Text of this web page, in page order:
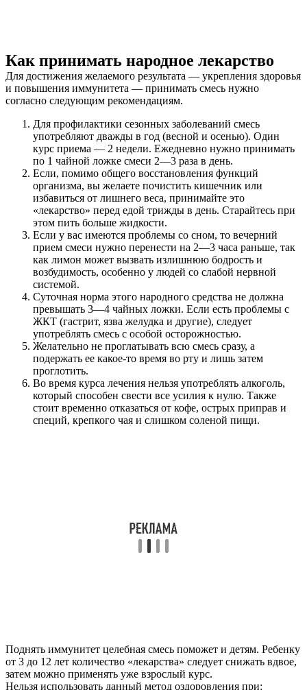
Как принимать народное лекарство
Для достижения желаемого результата — укрепления здоровья
и повышения иммунитета — принимать смесь нужно
согласно следующим рекомендациям.
Для профилактики сезонных заболеваний смесь
употребляют дважды в год (весной и осенью). Один
курс приема — 2 недели. Ежедневно нужно принимать
по 1 чайной ложке смеси 2—3 раза в день.
Если, помимо общего восстановления функций
организма, вы желаете почистить кишечник или
избавиться от лишнего веса, принимайте это
«лекарство» перед едой трижды в день. Старайтесь при
этом пить больше жидкости.
Если у вас имеются проблемы со сном, то вечерний
прием смеси нужно перенести на 2—3 часа раньше, так
как лимон может вызвать излишнюю бодрость и
возбудимость, особенно у людей со слабой нервной
системой.
Суточная норма этого народного средства не должна
превышать 3—4 чайных ложки. Если есть проблемы с
ЖКТ (гастрит, язва желудка и другие), следует
употреблять смесь с особой осторожностью.
Желательно не проглатывать всю смесь сразу, а
подержать ее какое-то время во рту и лишь затем
проглотить.
Во время курса лечения нельзя употреблять алкоголь,
который способен свести все усилия к нулю. Также
стоит временно отказаться от кофе, острых приправ и
специй, крепкого чая и слишком соленой пищи.
Поднять иммунитет целебная смесь поможет и детям. Ребенку
от 3 до 12 лет количество «лекарства» следует снижать вдвое,
затем можно применять уже взрослый курс.
Нельзя использовать данный метод оздоровления при: